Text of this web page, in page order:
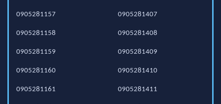
0905281157
0905281158
0905281159
0905281160
0905281161
0905281407
0905281408
0905281409
0905281410
0905281411